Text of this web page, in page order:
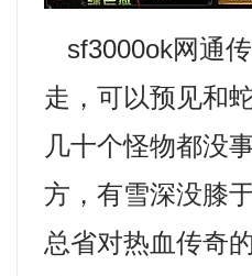
sf3000ok网通
走，可以预见和
几十个怪物都没
方，有雪深没膝
总省对热血传奇